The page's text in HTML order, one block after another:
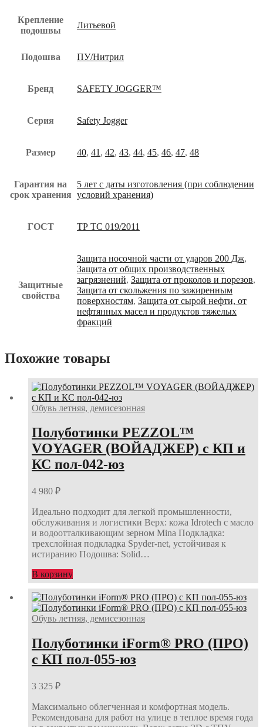
Крепление
подошвы
Литьевой
Подошва ПУ/Нитрил
Бренд SAFETY JOGGER™
Серия Safety Jogger
Размер 40, 41 , 42, 43, 44, 45, 46, 47, 48
Гарантия на
срок хранения
5 лет с даты изготовления (при соблюдении
условий хранения)
ГОСТ ТР ТС 019/2011
Защитные
свойства
Защита носочной части от ударов 200 Дж,
Защита от общих производственных
загрязнений, Защита от проколов и порезов,
Защита от скольжения по зажиренным
поверхностям, Защита от сырой нефти, от
нефтянных масел и продуктов тяжелых
фракций
Похожие товары
Обувь летняя, демисезонная
Полуботинки PEZZOL™
VOYAGER (ВОЙАДЖЕР) с КП и
КС пол-042-юз
4 980 ₽
Идеально подходит для легкой промышленности,
обслуживания и логистики Верх: кожа Idrotech с масло
и водоотталкивающим зерном Mina Подкладка:
трехслойная подкладка Spyder-net, устойчивая к
истиранию Подошва: Solid…
В корзину
Обувь летняя, демисезонная
Полуботинки iForm® PRO (ПРО)
с КП пол-055-юз
3 325 ₽
Максимально облегченная и комфортная модель.
Рекомендована для работ на улице в теплое время года